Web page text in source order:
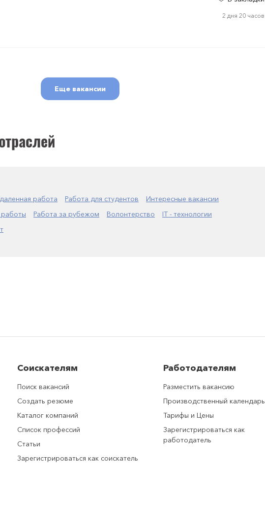
2 дня 20 часов
Еще вакансии
работа Работа для студентов
Интересные вакансии
Работа за рубежом Волонтерство
IT - технологии
Соискателям
Поиск вакансий
Создать резюме
Каталог компаний
Список профессий
Статьи
Зарегистрироваться как соискатель
Работодателям
Разместить вакансию
Производственный календарь
Тарифы и Цены
Зарегистрироваться как
работодатель